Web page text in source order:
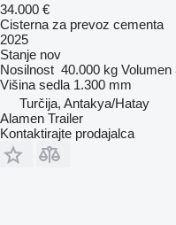
34.000 €
Cisterna za prevoz cementa
2025
Stanje nov
Nosilnost 40.000 kg Volumen
Višina sedla 1.300 mm
Turčija, Antakya/Hatay
Alamen Trailer
Kontaktirajte prodajalca